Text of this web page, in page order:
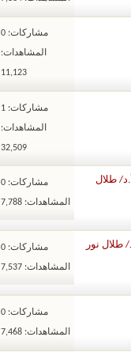
مشاركات: 0
المشاهدات:
11,123
مشاركات: 1
المشاهدات:
32,509
طلال مشاركات: 0
المشاهدات: 7,788
طلال نور مشاركات: 0
المشاهدات: 7,537
مشاركات: 0
المشاهدات: 7,468